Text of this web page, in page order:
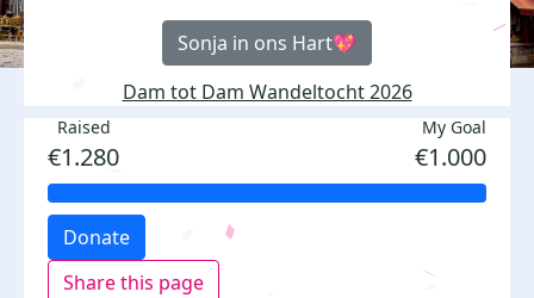
Sonja in ons Hart💖
Dam tot Dam Wandeltocht 2026
Raised
€1.280
My Goal
€1.000
Donate
Share this page